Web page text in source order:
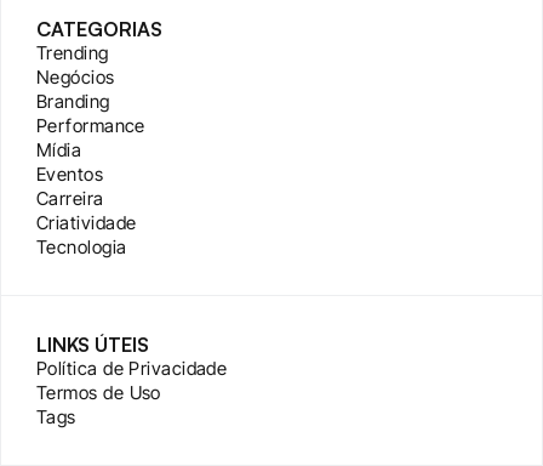
CATEGORIAS
Trending
Negócios
Branding
Performance
Mídia
Eventos
Carreira
Criatividade
Tecnologia
LINKS ÚTEIS
Política de Privacidade
Termos de Uso
Tags